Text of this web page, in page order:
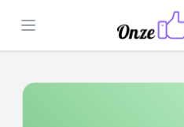
Open menu